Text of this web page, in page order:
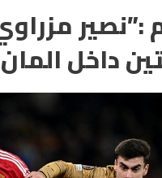
:”نصير
داخل